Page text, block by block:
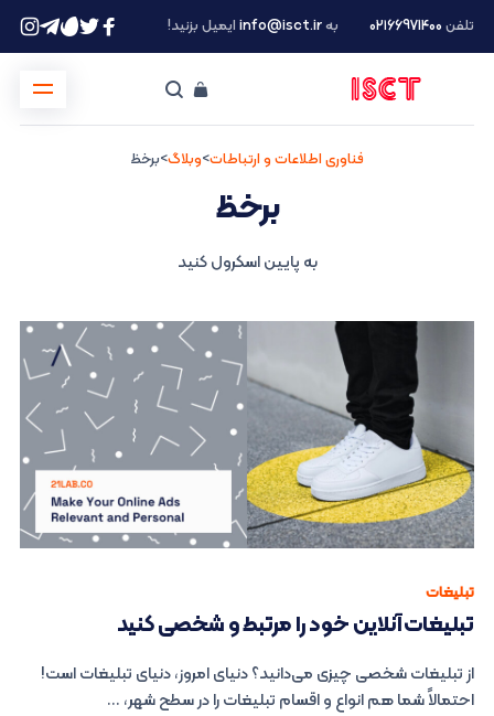
تلفن ۰۲۱66971400 بهinfo@isct.irایمیل بزنید!
فناوری اطلاعات و ارتباطات>وبلاگ>برخظ
برخظ
به پایین اسکرول کنید
تبلیغات
تبلیغات آنلاین خود را مرتبط و شخصی کنید
از تبلیغات شخصی چیزی می‌دانید؟ دنیای امروز، دنیای تبلیغات است!
احتمالاً شما هم انواع‌ و اقسام تبلیغات را در سطح شهر، ...